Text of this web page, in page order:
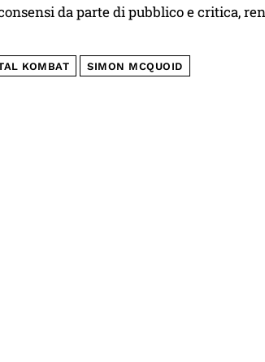
da parte di pubblico e critica,
KOMBAT SIMON MCQUOID